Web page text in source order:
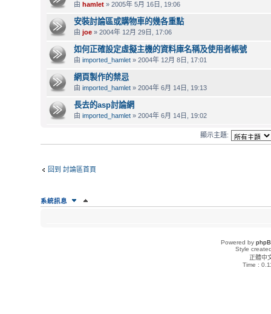
由 hamlet » 2005年 5月 16日, 19:06
安裝討論區或購物車的幾各重點
由 joe » 2004年 12月 29日, 17:06
如何正確設定虛擬主機的資料庫名稱及使用者帳號
由 imported_hamlet » 2004年 12月 8日, 17:01
網頁製作的禁忌
由 imported_hamlet » 2004年 6月 14日, 19:13
長去的asp討論網
由 imported_hamlet » 2004年 6月 14日, 19:02
顯示主題:
回到 討論區首頁
系統訊息
Powered by
Style
正體中
Time :